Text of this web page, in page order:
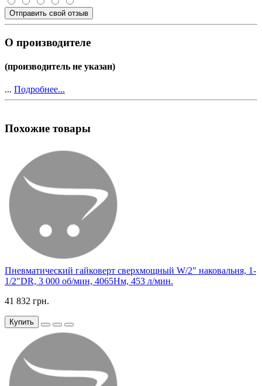
Отправить свой отзыв
О производителе
(производитель не указан)
... Подробнее...
Похожие товары
Пневматический гайковерт сверхмощный W/2" наковальня, 1-
1/2"DR, 3 000 об/мин, 4065Нм, 453 л/мин.
41 832 грн.
Купить